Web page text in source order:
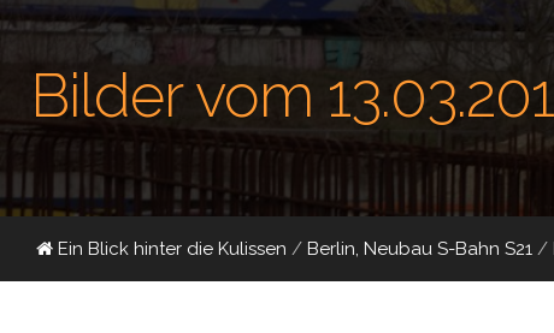
Bilder vom
Ein Blick hinter die Kulissen / Berlin, Neubau S-Bahn S21 /